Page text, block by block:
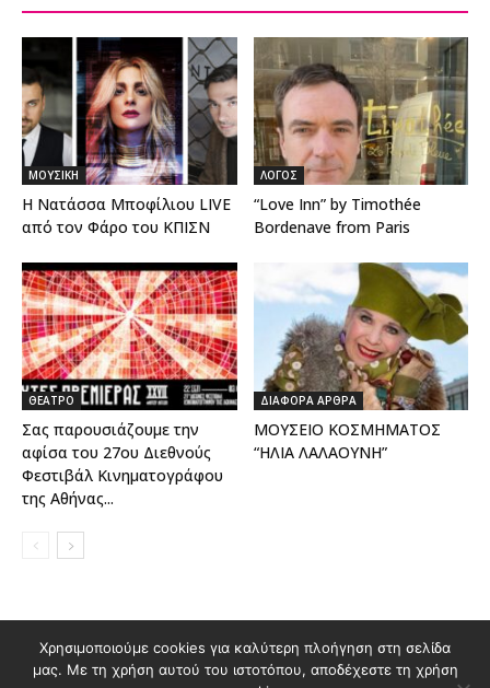
ΜΟΥΣΙΚΗ
Η Νατάσσα Μποφίλιου LIVE
από τον Φάρο του ΚΠΙΣΝ
ΛΟΓΟΣ
“Love Inn” by Timothée
Bordenave from Paris
ΘΕΑΤΡΟ
Σας παρουσιάζουμε την
αφίσα του 27ου Διεθνούς
Φεστιβάλ Κινηματογράφου
της Αθήνας...
ΔΙΑΦΟΡΑ ΑΡΘΡΑ
ΜΟΥΣΕΙΟ ΚΟΣΜΗΜΑΤΟΣ
“ΗΛΙΑ ΛΑΛΑΟΥΝΗ”
Διαφημιστείτε στο Polis Magazino
Όροι χρήσης & Πολιτική Προστασίας Προσωπικών Δεδομένων
Χρησιμοποιούμε cookies για καλύτερη πλοήγηση στη σελίδα
μας. Με τη χρήση αυτού του ιστοτόπου, αποδέχεστε τη χρήση